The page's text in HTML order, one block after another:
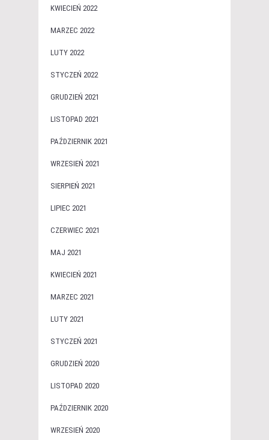
KWIECIEŃ 2022
MARZEC 2022
LUTY 2022
STYCZEŃ 2022
GRUDZIEŃ 2021
LISTOPAD 2021
PAŹDZIERNIK 2021
WRZESIEŃ 2021
SIERPIEŃ 2021
LIPIEC 2021
CZERWIEC 2021
MAJ 2021
KWIECIEŃ 2021
MARZEC 2021
LUTY 2021
STYCZEŃ 2021
GRUDZIEŃ 2020
LISTOPAD 2020
PAŹDZIERNIK 2020
WRZESIEŃ 2020